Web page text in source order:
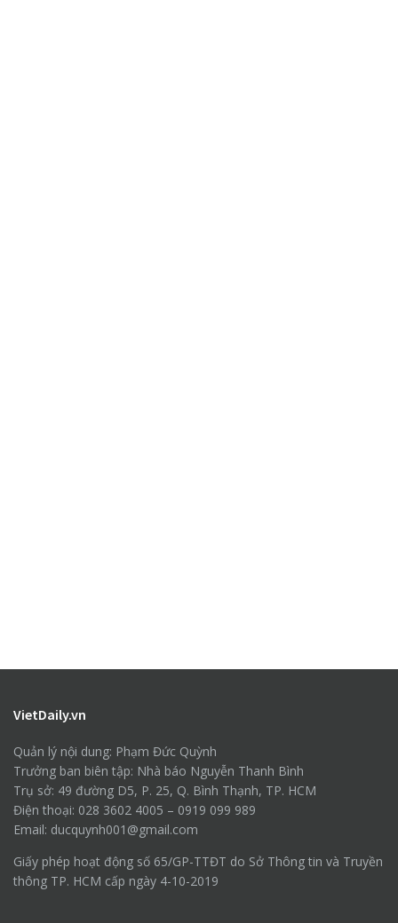
VietDaily.vn
Quản lý nội dung: Phạm Đức Quỳnh
Trưởng ban biên tập: Nhà báo Nguyễn Thanh Bình
Trụ sở: 49 đường D5, P. 25, Q. Bình Thạnh, TP. HCM
Điện thoại: 028 3602 4005 – 0919 099 989
Email: ducquynh001@gmail.com
Giấy phép hoạt động số 65/GP-TTĐT do Sở Thông tin và Truyền
thông TP. HCM cấp ngày 4-10-2019